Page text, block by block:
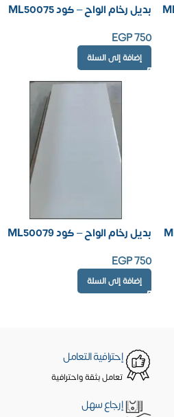
بديل رخام الواح – كود ML50075
EGP750
إضافة إلى السلة
بديل رخام الواح – كود ML50079
EGP750
إضافة إلى السلة
إحترافية التعامل
تعامل بثقة واحترافية
إرجاع سهل